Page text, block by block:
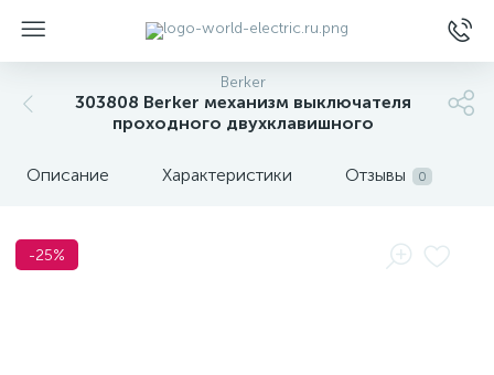
Berker
303808 Berker механизм выключателя
проходного двухклавишного
Описание Характеристики Отзывы 0
-25%